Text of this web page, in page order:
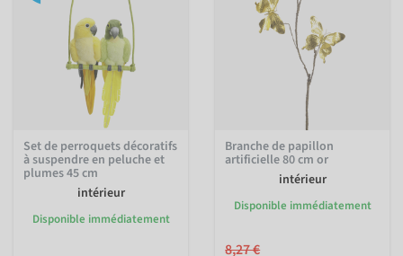
Set de perroquets décoratifs
à suspendre en peluche et
plumes 45 cm
intérieur
Disponible immédiatement
Branche de papillon
artificielle 80 cm or
intérieur
Disponible immédiatement
8,27 €